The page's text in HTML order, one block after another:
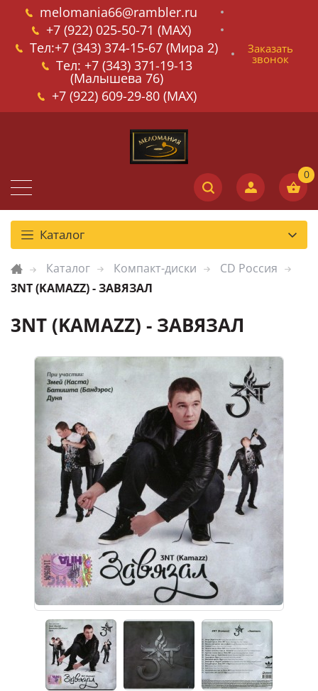
melomania66@rambler.ru
+7 (922) 025-50-71 (MAX)
Тел:+7 (343) 374-15-67 (Мира 2)
Тел: +7 (343) 371-19-13
(Малышева 76)
+7 (922) 609-29-80 (MAX)
Заказать
звонок
Каталог
Каталог Компакт-диски
CD Россия
3NT (KAMAZZ) - ЗАВЯЗАЛ
3NT (KAMAZZ) - ЗАВЯЗАЛ